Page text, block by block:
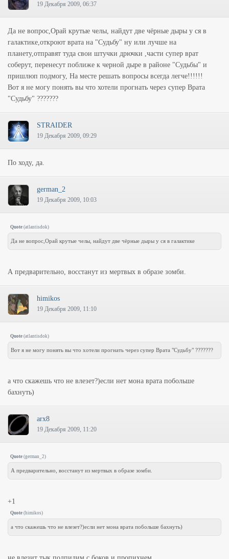
19 Декабря 2009, 06:37
Да не вопрос,Орай крутые челы, найдут две чёрные дыры у ся в
галактике,откроют врата на "Судьбу" ну или лучше на
планету,отправят туда свои штучки дрючки ,части супер врат
соберут, перенесут поближе к черной дыре в районе "Судьбы" и
пришлюп подмогу, На месте решать вопросы всегда легче!!!!!!
Вот я не могу понять вы что хотели прогнать через супер Врата
"Судьбу" ???????
STRAIDER
19 Декабря 2009, 09:29
По ходу, да.
german_2
19 Декабря 2009, 10:03
Quote (atlantisdok)
Да не вопрос,Орай крутые челы, найдут две чёрные дыры у ся в галактике
А предварительно, восстанут из мертвых в образе зомби.
himikos
19 Декабря 2009, 11:10
Quote (atlantisdok)
Вот я не могу понять вы что хотели прогнать через супер Врата "Судьбу" ???????
а что скажешь что не влезет?)если нет мона врата побольше
бахнуть)
arx8
19 Декабря 2009, 11:20
Quote (german_2)
А предварительно, восстанут из мертвых в образе зомби.
+1
Quote (himikos)
а что скажешь что не влезет?)если нет мона врата побольше бахнуть)